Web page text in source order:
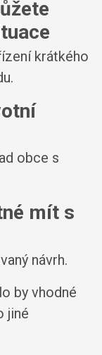
krátkého
obce s
mít s
návrh.
by vhodné
jiné